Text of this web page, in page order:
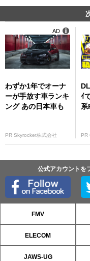
わずか1年でオーナ
ーが手放す車ランキ
ング あの日本車も
PR Skyrocket株式会社
AD
ｲ
系
PR
公式アカウントを
FMV
ELECOM
JAWS-UG